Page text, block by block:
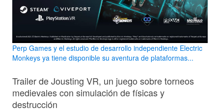
Perp Games y el estudio de desarrollo independiente Electric
Monkeys ya tiene disponible su aventura de plataformas...
Trailer de Jousting VR, un juego sobre torneos
medievales con simulación de físicas y
destrucción